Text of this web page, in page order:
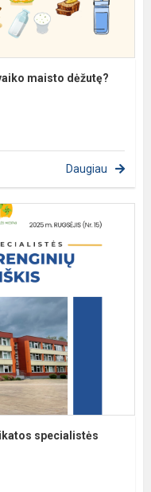
maisto dėžutę?
Daugiau
specialistės